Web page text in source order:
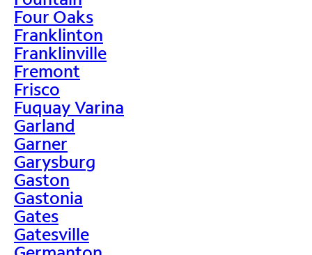
Four Oaks
Franklinton
Franklinville
Fremont
Frisco
Fuquay Varina
Garland
Garner
Garysburg
Gaston
Gastonia
Gates
Gatesville